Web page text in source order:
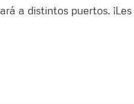
a distintos puertos. ¡Les